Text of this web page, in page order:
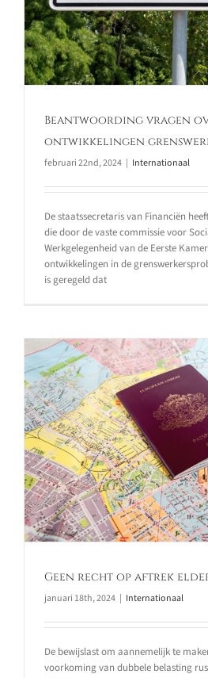
Beantwoording vragen
ontwikkelingen
februari 22nd, 2024 | Internationaal
De staatssecretaris van Financiën
die door de vaste commissie voor
Werkgelegenheid van de Eerste
ontwikkelingen in de
is geregeld dat
Geen recht op aftrek
januari 18th, 2024 | Internationaal
De bewijslast om aannemelijk te
voorkoming van dubbele belasting